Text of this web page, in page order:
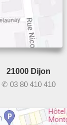
21000 Dijon
✆ 03 80 410 410